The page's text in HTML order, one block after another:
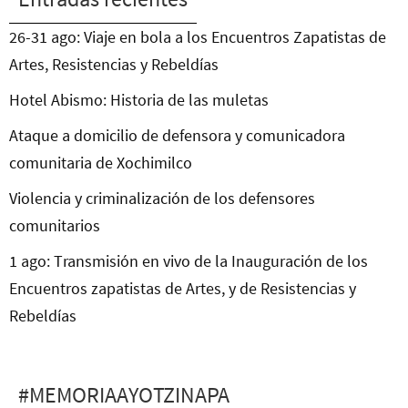
26-31 ago: Viaje en bola a los Encuentros Zapatistas de
Artes, Resistencias y Rebeldías
Hotel Abismo: Historia de las muletas
Ataque a domicilio de defensora y comunicadora
comunitaria de Xochimilco
Violencia y criminalización de los defensores
comunitarios
1 ago: Transmisión en vivo de la Inauguración de los
Encuentros zapatistas de Artes, y de Resistencias y
Rebeldías
#MEMORIAAYOTZINAPA